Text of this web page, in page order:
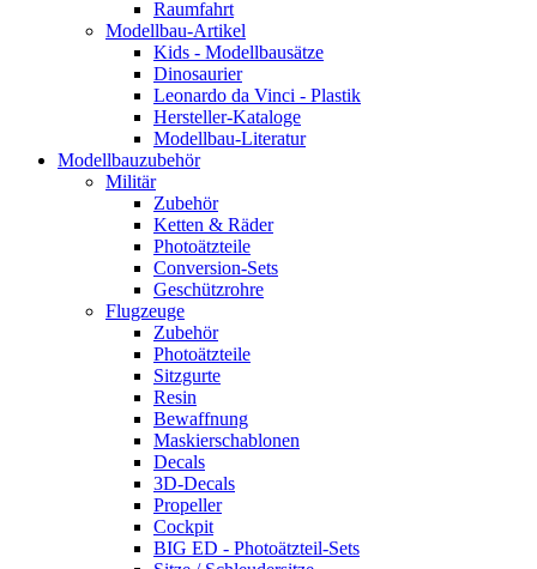
Raumfahrt
Modellbau-Artikel
Kids - Modellbausätze
Dinosaurier
Leonardo da Vinci - Plastik
Hersteller-Kataloge
Modellbau-Literatur
Modellbauzubehör
Militär
Zubehör
Ketten & Räder
Photoätzteile
Conversion-Sets
Geschützrohre
Flugzeuge
Zubehör
Photoätzteile
Sitzgurte
Resin
Bewaffnung
Maskierschablonen
Decals
3D-Decals
Propeller
Cockpit
BIG ED - Photoätzteil-Sets